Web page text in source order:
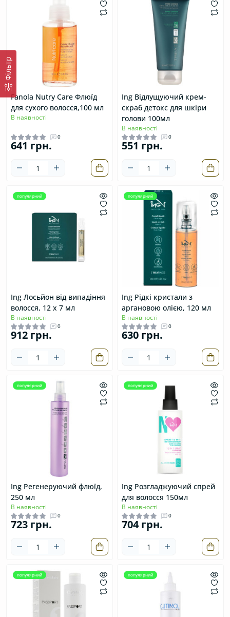
Фільтр
Fanola Nutry Care Флюїд
для сухого волосся,100 мл
В наявності
0
641 грн.
Ing Відлущуючий крем-
скраб детокс для шкіри
голови 100мл
В наявності
0
551 грн.
популярний
Ing Лосьйон від випадіння
волосся, 12 х 7 мл
В наявності
0
912 грн.
популярний
Ing Рідкі кристали з
аргановою олією, 120 мл
В наявності
0
630 грн.
популярний
Ing Регенеруючий флюїд,
250 мл
В наявності
0
723 грн.
популярний
Ing Розгладжуючий спрей
для волосся 150мл
В наявності
0
704 грн.
популярний популярний